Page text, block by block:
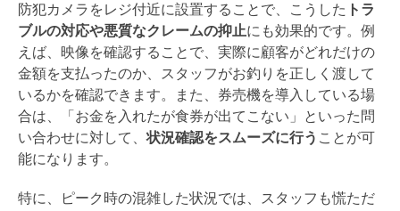
防犯カメラをレジ付近に設置することで、こうした トラ
ブルの対応や悪質なクレームの抑止にも効果的です。例
えば、映像を確認することで、実際に顧客がどれだけの
金額を支払ったのか、スタッフがお釣りを正しく渡して
いるかを確認できます。また、券売機を導入している場
合は、「お金を入れたが食券が出てこない」といった問
い合わせに対して、状況確認をスムーズに行う ことが可
能になります。
特に、ピーク時の混雑した状況では、スタッフも慌ただ